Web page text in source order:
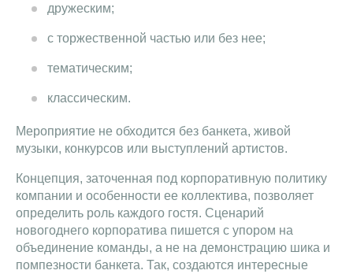
дружеским;
с торжественной частью или без нее;
тематическим;
классическим.
Мероприятие не обходится без банкета, живой
музыки, конкурсов или выступлений артистов.
Концепция, заточенная под корпоративную политику
компании и особенности ее коллектива, позволяет
определить роль каждого гостя. Сценарий
новогоднего корпоратива пишется с упором на
объединение команды, а не на демонстрацию шика и
помпезности банкета. Так, создаются интересные